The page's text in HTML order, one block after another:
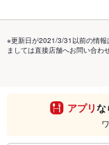
※更新日が2021/3/31以前の情報
ましては直接店舗へお問い合わ
アプリな